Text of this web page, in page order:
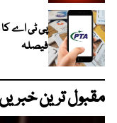
پی ٹی اے کا
فیصلہ
مقبول ترین خبریں